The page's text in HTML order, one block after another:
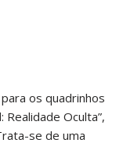
os quadrinhos
Oculta”,
se de uma